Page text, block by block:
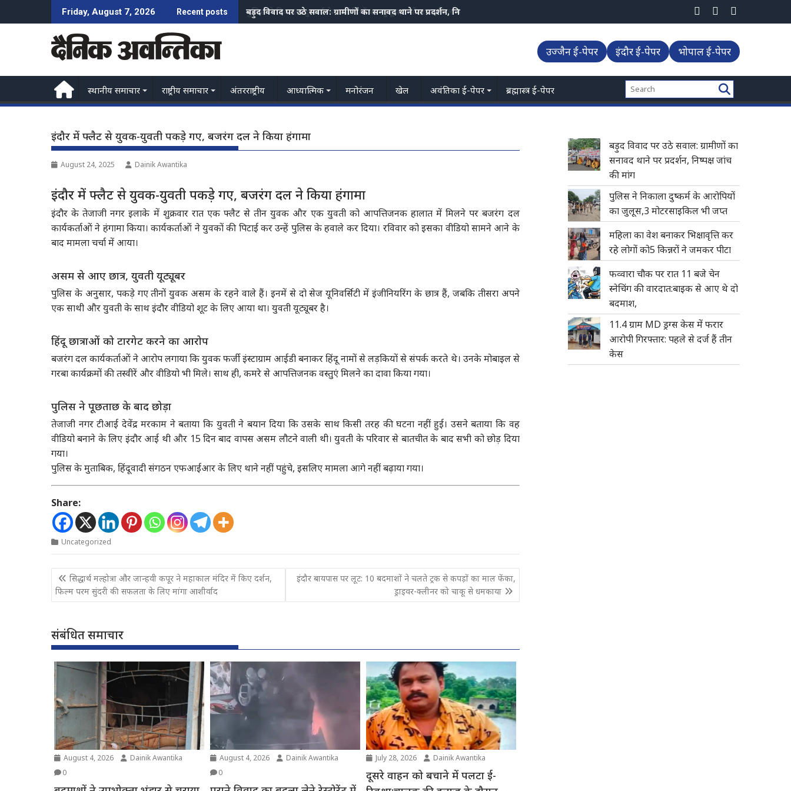
to
Friday, August 7, 2026 Recent posts पुलिस ने निकाला दुष्कर्म के आरोपियों का जुलूस,3 मोटरसाइकिल भी जप्त
उज्जैन ई-पेपर इंदौर ई-पेपर भोपाल ई-पेपर
स्थानीय समाचार राष्ट्रीय समाचार अंतरराष्ट्रीय आध्यात्मिक मनोरंजन खेल अवंतिका ई-पेपर ब्रह्मास्त्र ई-पेपर
इंदौर में फ्लैट से युवक-युवती पकड़े गए, बजरंग दल ने किया हंगामा
August 24, 2025 Dainik Awantika
इंदौर में फ्लैट से युवक-युवती पकड़े गए, बजरंग दल ने किया हंगामा
इंदौर के तेजाजी नगर इलाके में शुक्रवार रात एक फ्लैट से तीन युवक और एक युवती को आपत्तिजनक हालात में मिलने पर बजरंग दल
कार्यकर्ताओं ने हंगामा किया। कार्यकर्ताओं ने युवकों की पिटाई कर उन्हें पुलिस के हवाले कर दिया। रविवार को इसका वीडियो सामने आने के
बाद मामला चर्चा में आया।
असम से आए छात्र, युवती यूट्यूबर
पुलिस के अनुसार, पकड़े गए तीनों युवक असम के रहने वाले हैं। इनमें से दो सेज यूनिवर्सिटी में इंजीनियरिंग के छात्र हैं, जबकि तीसरा अपने
एक साथी और युवती के साथ इंदौर वीडियो शूट के लिए आया था। युवती यूट्यूबर है।
हिंदू छात्राओं को टारगेट करने का आरोप
बजरंग दल कार्यकर्ताओं ने आरोप लगाया कि युवक फर्जी इंस्टाग्राम आईडी बनाकर हिंदू नामों से लड़कियों से संपर्क करते थे। उनके मोबाइल से
गरबा कार्यक्रमों की तस्वीरें और वीडियो भी मिले। साथ ही, कमरे से आपत्तिजनक वस्तुएं मिलने का दावा किया गया।
पुलिस ने पूछताछ के बाद छोड़ा
तेजाजी नगर टीआई देवेंद्र मरकाम ने बताया कि युवती ने बयान दिया कि उसके साथ किसी तरह की घटना नहीं हुई। उसने बताया कि वह
वीडियो बनाने के लिए इंदौर आई थी और 15 दिन बाद वापस असम लौटने वाली थी। युवती के परिवार से बातचीत के बाद सभी को छोड़ दिया
गया।
पुलिस के मुताबिक, हिंदूवादी संगठन एफआईआर के लिए थाने नहीं पहुंचे, इसलिए मामला आगे नहीं बढ़ाया गया।
Share:
Uncategorized
Post
navigation
सिद्धार्थ मल्होत्रा और जान्हवी कपूर ने महाकाल मंदिर में किए दर्शन,
फिल्म परम सुंदरी की सफलता के लिए मांगा आशीर्वाद
इंदौर बायपास पर लूट: 10 बदमाशों ने चलते ट्रक से कपड़ों का माल फेंका,
ड्राइवर-क्लीनर को चाकू से धमकाया
संबंधित समाचार
August 4, 2026
Dainik Awantika
0
August 4, 2026
Dainik Awantika
0
July 28, 2026 Dainik Awantika
दूसरे वाहन को बचाने में पलटा ई-
बड़ुद विवाद पर उठे सवाल: ग्रामीणों का
सनावद थाने पर प्रदर्शन, निष्पक्ष जांच
की मांग
पुलिस ने निकाला दुष्कर्म के आरोपियों
का जुलूस,3 मोटरसाइकिल भी जप्त
महिला का वेश बनाकर भिक्षावृत्ति कर
रहे लोगों को5 किन्नरों ने जमकर पीटा
फव्वारा चौक पर रात 11 बजे चेन
स्नेचिंग की वारदात:बाइक से आए थे दो
बदमाश,
11.4 ग्राम MD ड्रग्स केस में फरार
आरोपी गिरफ्तार: पहले से दर्ज हैं तीन
केस